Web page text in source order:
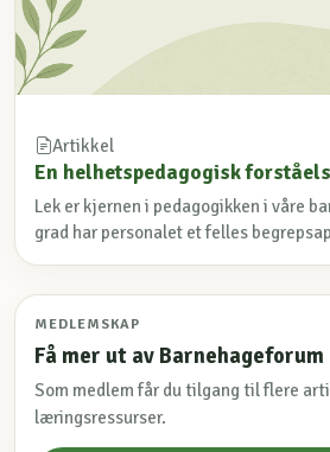
Artikkel
En helhetspedagogisk
Lek er kjernen i pedagogikken i våre
grad har personalet et felles
MEDLEMSKAP
Få mer ut av Barnehageforum
Som medlem får du tilgang til flere
læringsressurser.